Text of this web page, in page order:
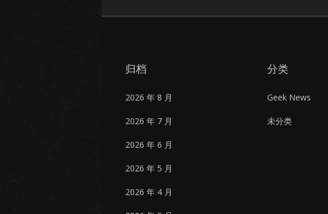
归档
2026 年 8 月
2026 年 7 月
2026 年 6 月
2026 年 5 月
2026 年 4 月
分类
Geek News
未分类